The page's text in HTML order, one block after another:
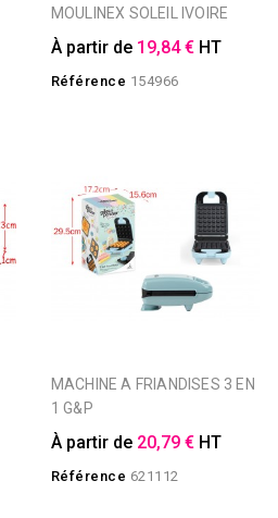
MOULINEX SOLEIL IVOIRE
À partir de 19,84 € HT
Référence 154966
MACHINE A FRIANDISES 3 EN
1 G&P
À partir de 20,79 € HT
Référence 621112